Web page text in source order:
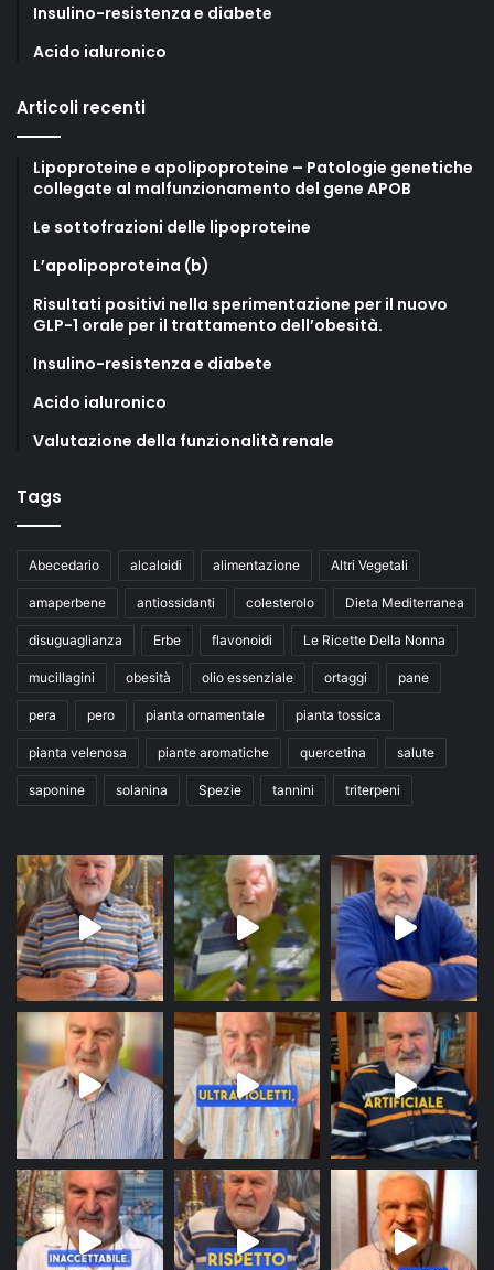
Insulino-resistenza e diabete
Acido ialuronico
Articoli recenti
Lipoproteine e apolipoproteine – Patologie genetiche
collegate al malfunzionamento del gene APOB
Le sottofrazioni delle lipoproteine
L’apolipoproteina (b)
Risultati positivi nella sperimentazione per il nuovo
GLP-1 orale per il trattamento dell’obesità.
Insulino-resistenza e diabete
Acido ialuronico
Valutazione della funzionalità renale
Tags
Abecedario alcaloidi alimentazione Altri Vegetali
amaperbene antiossidanti colesterolo Dieta Mediterranea
disuguaglianza Erbe flavonoidi Le Ricette Della Nonna
mucillagini obesità olio essenziale ortaggi pane
pera pero pianta ornamentale pianta tossica
pianta velenosa piante aromatiche quercetina salute
saponine solanina Spezie tannini triterpeni